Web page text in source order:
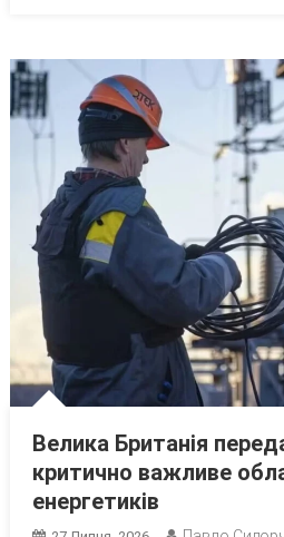
Велика Британія
критично важливе
енергетиків